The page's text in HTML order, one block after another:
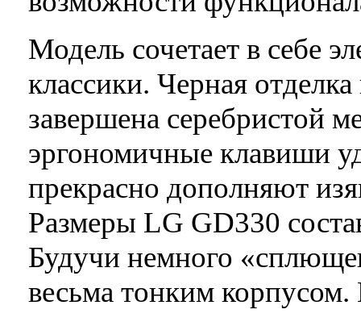
Модель сочетает в себе
классики. Черная
завершена серебристой
эргономичные клавиши
прекрасно дополняют
Размеры LG GD330
Будучи немного
весьма тонким